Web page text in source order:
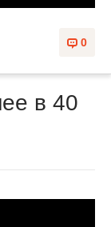
0
в 40